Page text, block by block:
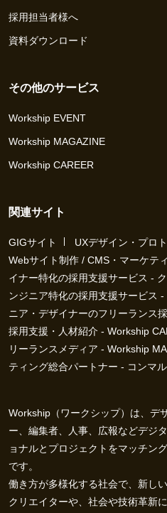
採用担当者様へ
資料ダウンロード
その他のサービス
Workship EVENT
Workship MAGAZINE
Workship CAREER
関連サイト
GIGサイト
UXデザイン・プロ
Webサイト制作 / CMS・マーケテ
イナー特化の採用支援サービス -
ンジニア特化の採用支援サービス
ニア・デザイナーのフリーランス
採用支援・人材紹介 - Workship
リーランスメディア - Workship
ティング総合パートナー - コンマ
Workship（ワークシップ）は、デ
ー、編集者、人事、広報などデジ
ョナルとプロジェクトをマッチン
です。
働き方が多様化する社会で、新し
クリエイターや、社会や技術革新